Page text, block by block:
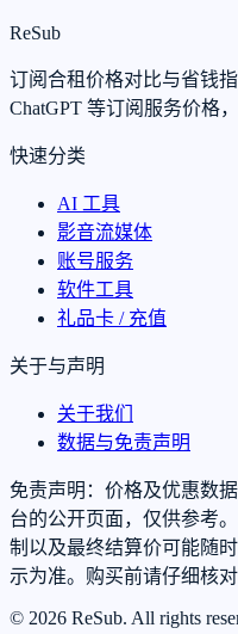
ReSub
订阅合租价格对比与省钱
ChatGPT 等订阅服务价格
快速分类
AI 工具
影音流媒体
账号服务
软件工具
礼品卡 / 充值
关于与声明
关于我们
数据与免责声明
免责声明：价格及优惠数
台的公开页面，仅供参考
制以及最终结算价可能随
示为准。购买前请仔细核
© 2026 ReSub. All rights